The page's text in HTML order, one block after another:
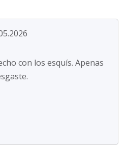
con los esquís. Apenas